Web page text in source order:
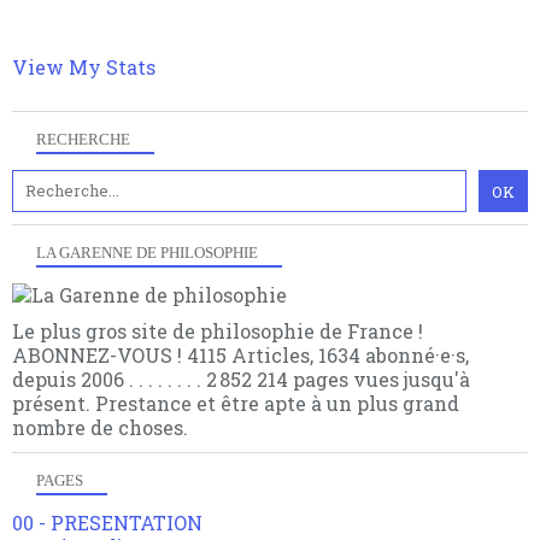
RECHERCHE
LA GARENNE DE PHILOSOPHIE
Le plus gros site de philosophie de France !
ABONNEZ-VOUS ! 4115 Articles, 1634 abonné·e·s,
depuis 2006 . . . . . . . . 2 852 214 pages vues jusqu'à
présent. Prestance et être apte à un plus grand
nombre de choses.
PAGES
00 - PRESENTATION
choses.
View My Stats